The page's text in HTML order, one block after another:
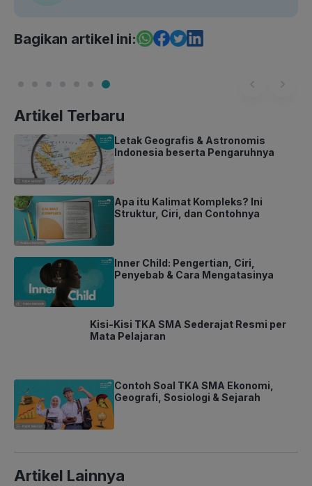
Bagikan artikel ini:
Artikel Terbaru
Letak Geografis & Astronomis
Indonesia beserta Pengaruhnya
Apa itu Kalimat Kompleks? Ini
Struktur, Ciri, dan Contohnya
Inner Child: Pengertian, Ciri,
Penyebab & Cara Mengatasinya
Kisi-Kisi TKA SMA Sederajat Resmi
per Mata Pelajaran
Contoh Soal TKA SMA Ekonomi,
Geografi, Sosiologi & Sejarah
Artikel Lainnya